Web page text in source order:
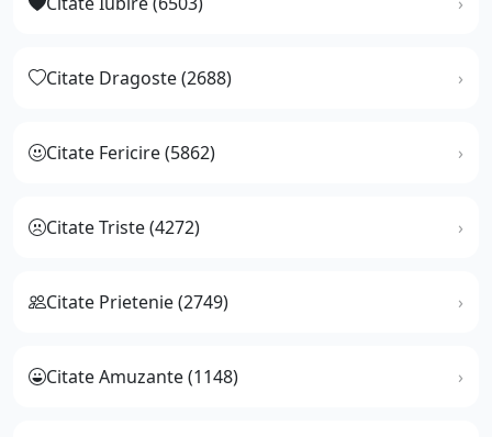
Citate Dragoste (2688)
Citate Fericire (5862)
Citate Triste (4272)
Citate Prietenie (2749)
Citate Amuzante (1148)